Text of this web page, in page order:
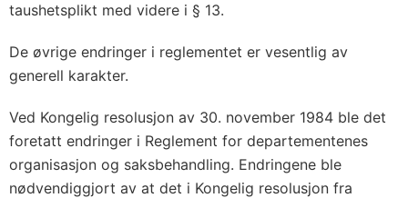
taushetsplikt med videre i § 13.
De øvrige endringer i reglementet er vesentlig av
generell karakter.
Ved Kongelig resolusjon av 30. november 1984 ble det
foretatt endringer i Reglement for departementenes
organisasjon og saksbehandling. Endringene ble
nødvendiggjort av at det i Kongelig resolusjon fra